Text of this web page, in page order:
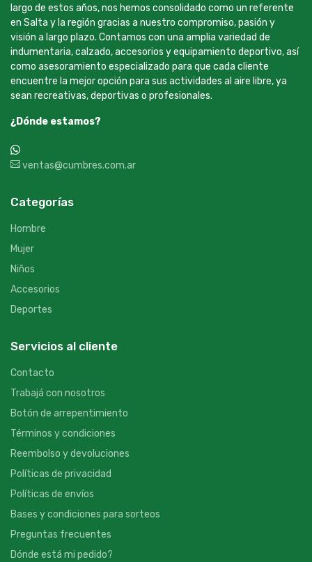
largo de estos años, nos hemos consolidado como un referente
en Salta y la región gracias a nuestro compromiso, pasión y
visión a largo plazo. Contamos con una amplia variedad de
indumentaria, calzado, accesorios y equipamiento deportivo, así
como asesoramiento especializado para que cada cliente
encuentre la mejor opción para sus actividades al aire libre, ya
sean recreativas, deportivas o profesionales.
¿Dónde estamos?
ventas@cumbres.com.ar
Categorías
Hombre
Mujer
Niños
Accesorios
Deportes
Servicios al cliente
Contacto
Trabajá con nosotros
Botón de arrepentimiento
Términos y condiciones
Reembolso y devoluciones
Políticas de privacidad
Políticas de envíos
Bases y condiciones para sorteos
Preguntas frecuentes
Dónde está mi pedido?